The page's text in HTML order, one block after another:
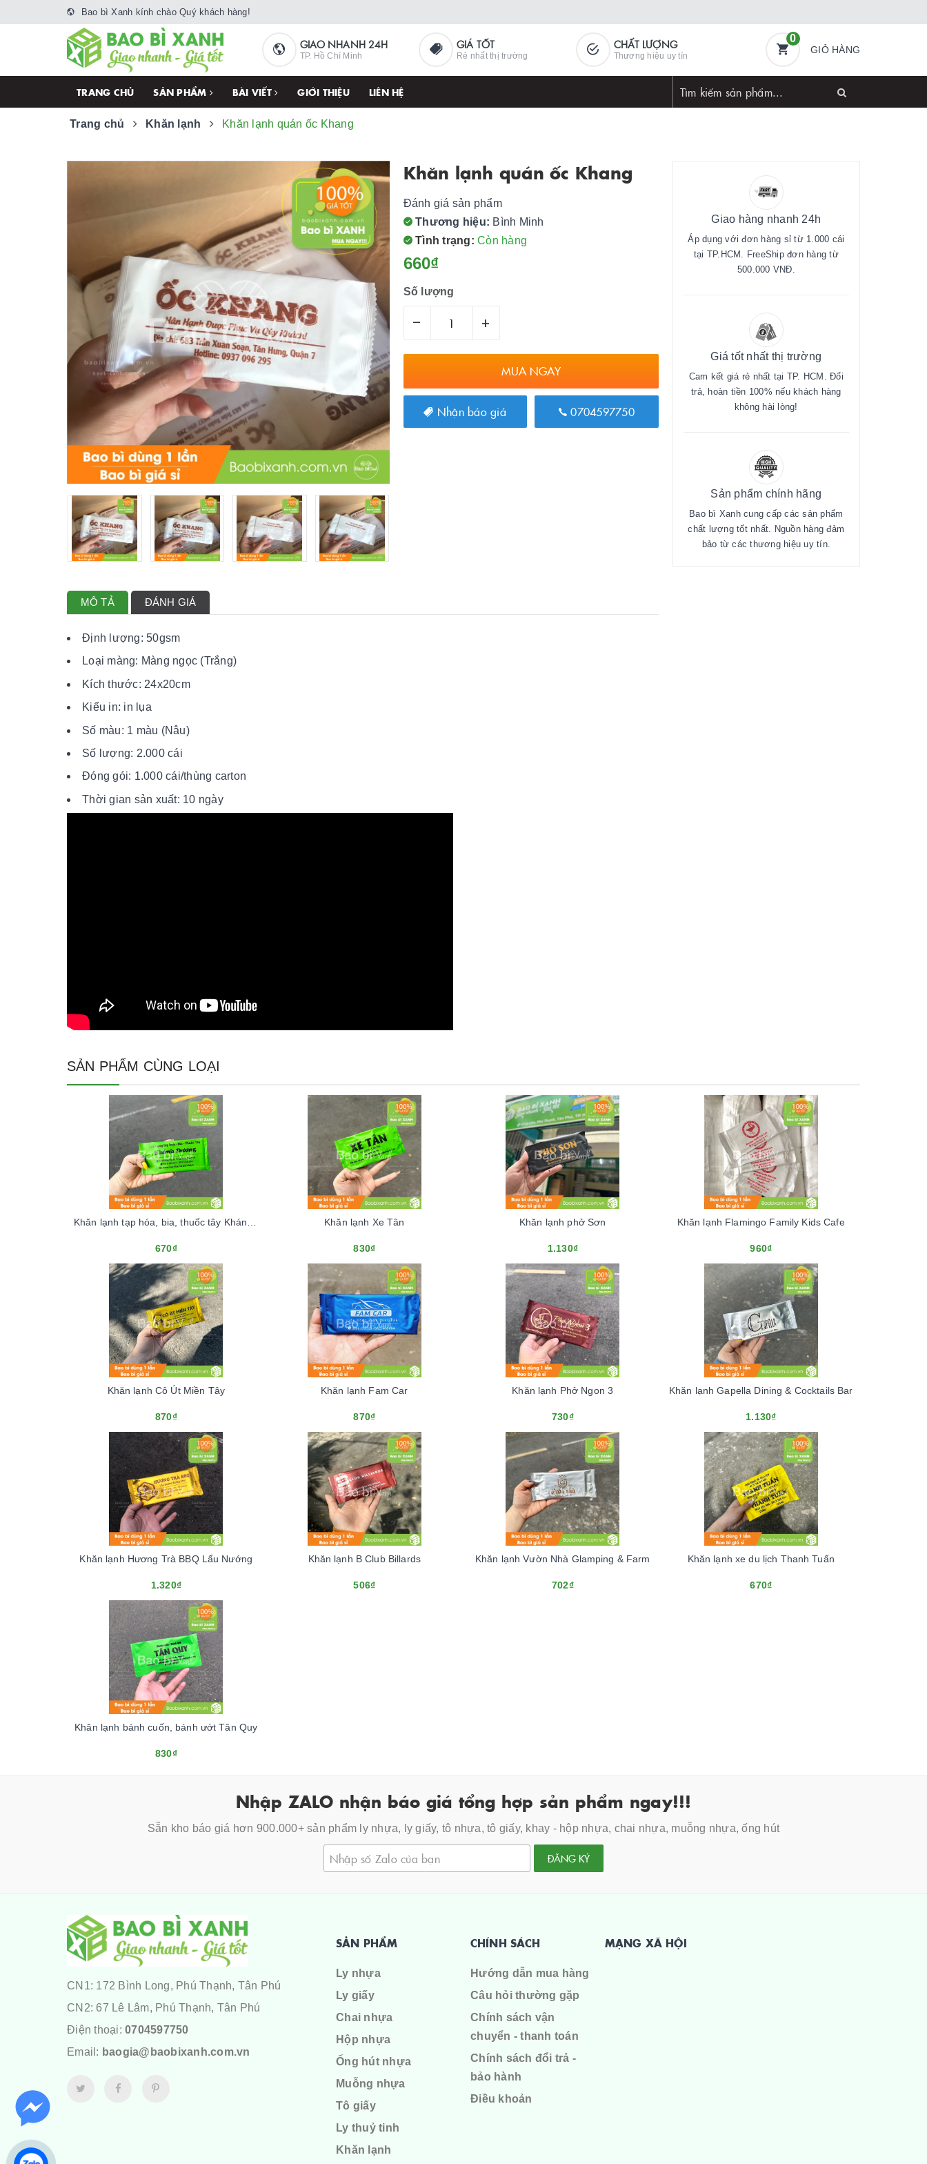
Bao bì Xanh kính chào Quý khách hàng!
GIAO NHANH 24H
TP. Hồ Chí Minh
GIÁ TỐT
Rẻ nhất thị trường
CHẤT LƯỢNG
Thương hiệu uy tín
0
GIỎ HÀNG
TRANG CHỦ SẢN PHẨM BÀI VIẾT GIỚI THIỆU LIÊN HỆ
Trang chủ Khăn lạnh Khăn lạnh quán ốc Khang
Khăn lạnh quán ốc Khang
Đánh giá sản phẩm
Thương hiệu: Bình Minh
Tình trạng: Còn hàng
660₫
Số lượng
– +
MUA NGAY
Nhận báo giá 0704597750
Giao hàng nhanh 24h
Áp dụng với đơn hàng sỉ từ 1.000 cái
tại TP.HCM. FreeShip đơn hàng từ
500.000 VNĐ.
Giá tốt nhất thị trường
Cam kết giá rẻ nhất tại TP. HCM. Đổi
trả, hoàn tiền 100% nếu khách hàng
không hài lòng!
Sản phẩm chính hãng
Bao bì Xanh cung cấp các sản phẩm
chất lượng tốt nhất. Nguồn hàng đảm
bảo từ các thương hiệu uy tín.
MÔ TẢ ĐÁNH GIÁ
Định lượng: 50gsm
Loại màng: Màng ngọc (Trắng)
Kích thước: 24x20cm
Kiểu in: in lụa
Số màu: 1 màu (Nâu)
Số lượng: 2.000 cái
Đóng gói: 1.000 cái/thùng carton
Thời gian sản xuất: 10 ngày
SẢN PHẨM CÙNG LOẠI
670₫
Khăn lạnh Xe Tân
830₫
Khăn lạnh phở Sơn
1.130₫
Khăn lạnh Flamingo Family Kids Cafe
960₫
Khăn lạnh Cô Út Miền Tây
870₫
Khăn lạnh Fam Car
870₫
Khăn lạnh Phở Ngon 3
730₫
Khăn lạnh Gapella Dining & Cocktails Bar
1.130₫
Khăn lạnh Hương Trà BBQ Lẩu Nướng
1.320₫
Khăn lạnh B Club Billards
506₫
Khăn lạnh Vườn Nhà Glamping & Farm
702₫
Khăn lạnh xe du lịch Thanh Tuấn
670₫
Khăn lạnh bánh cuốn, bánh ướt Tân Quy
830₫
Nhập ZALO nhận báo giá tổng hợp sản phẩm ngay!!!
Sẵn kho báo giá hơn 900.000+ sản phẩm ly nhựa, ly giấy, tô nhựa, tô giấy, khay - hộp nhựa, chai nhựa, muỗng nhựa, ống hút
ĐĂNG KÝ
CN1: 172 Bình Long, Phú Thạnh, Tân Phú
CN2: 67 Lê Lâm, Phú Thạnh, Tân Phú
Điện thoại: 0704597750
Email: baogia@baobixanh.com.vn
SẢN PHẨM
Ly nhựa
Ly giấy
Chai nhựa
Hộp nhựa
Ống hút nhựa
Muỗng nhựa
Tô giấy
Ly thuỷ tinh
Khăn lạnh
CHÍNH SÁCH
Hướng dẫn mua hàng
Câu hỏi thường gặp
Chính sách vận
chuyển - thanh toán
Chính sách đổi trả -
bảo hành
Điều khoản
MẠNG XÃ HỘI